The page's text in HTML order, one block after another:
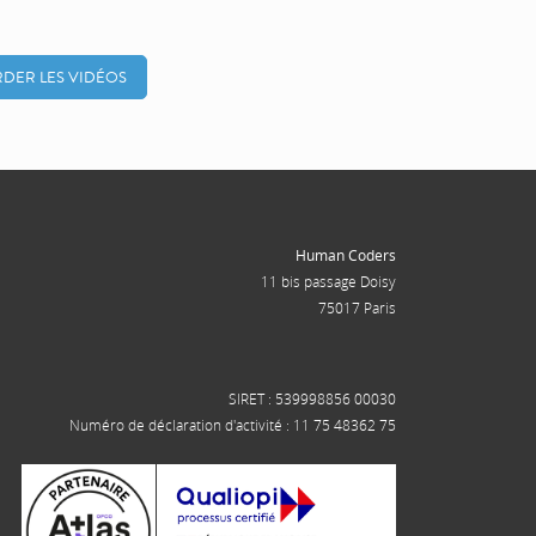
LES VIDÉOS
Human Coders
11 bis passage Doisy
75017 Paris
SIRET : 539998856 00030
Numéro de déclaration d'activité : 11 75 48362 75